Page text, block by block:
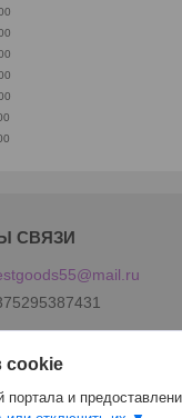
cookie
и